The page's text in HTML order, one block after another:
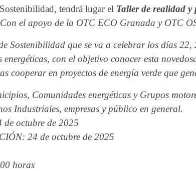
tendrá lugar el Taller de realidad y
Con el apoyo de la OTC ECO Granada y OTC
Sostenibilidad que se va a celebrar los días
con el objetivo conocer esta
cooperar en proyectos de energía verde que
Comunidades energéticas y Grupos
Industriales, empresas y público en general.
octubre de 2025
24 de octubre de 2025
horas